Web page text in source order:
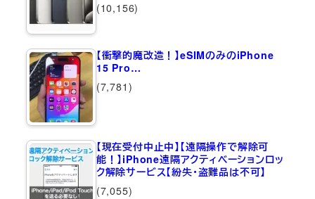
(10,156)
【衝撃的魔改造！】eSIMのみのiPhone
15 Pro…
(7,781)
【現在受付中止中】【遠隔操作で解除可
能！】iPhone遠隔アクティベーションロッ
ク解除サービス【紛失・盗難品は不可】
(7,055)